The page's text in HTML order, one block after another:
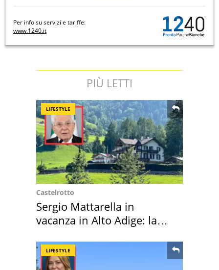
Per info su servizi e tariffe:
www.1240.it
PIÙ LETTI
LIFESTYLE
Castelrotto
Sergio Mattarella in
vacanza in Alto Adige: la
LIFESTYLE